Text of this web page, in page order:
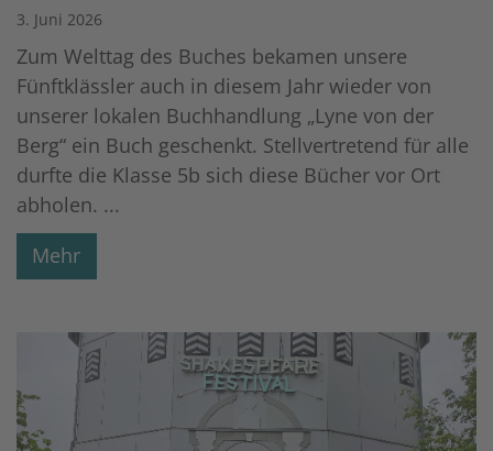
3. Juni 2026
Zum Welttag des Buches bekamen unsere
Fünftklässler auch in diesem Jahr wieder von
unserer lokalen Buchhandlung „Lyne von der
Berg“ ein Buch geschenkt. Stellvertretend für alle
durfte die Klasse 5b sich diese Bücher vor Ort
abholen. ...
Mehr